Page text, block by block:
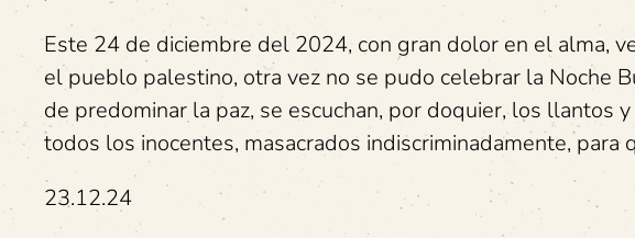
Este 24 de diciembre del 2024, con gran dolor en el alma,
el pueblo palestino, otra vez no se pudo celebrar la Noche
de predominar la paz, se escuchan, por doquier, los llantos
todos los inocentes, masacrados indiscriminadamente, para
23.12.24